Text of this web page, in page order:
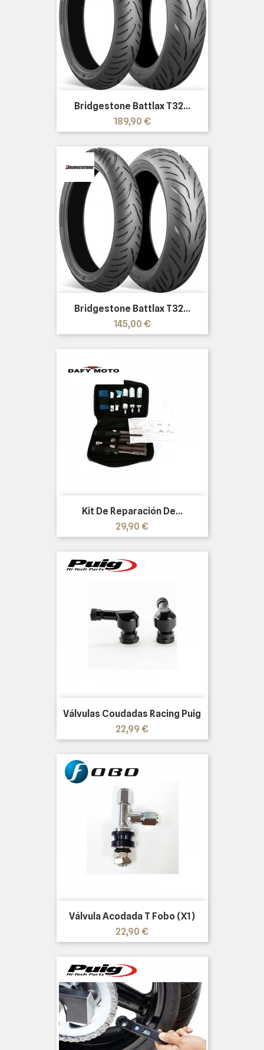
Bridgestone Battlax T32...
Precio
189,90 €
Bridgestone Battlax T32...
Precio
145,00 €
Kit De Reparación De...
Precio
29,90 €
Válvulas Coudadas Racing Puig
Precio
22,99 €
Válvula Acodada T Fobo (x1)
Precio
22,90 €